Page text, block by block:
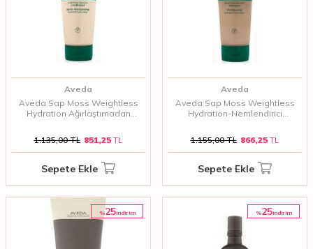
Aveda
Aveda Sap Moss Weightless
Hydration Ağırlaştımadan
1.135,00TL 851,25TL
Sepete Ekle
Aveda
Aveda Sap Moss Weightless
Hydration-Nemlendirici
1.155,00TL 866,25TL
Sepete Ekle
%25i̇ndirim %25i̇ndirim